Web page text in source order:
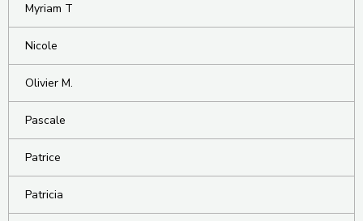
Myriam T
Nicole
Olivier M.
Pascale
Patrice
Patricia